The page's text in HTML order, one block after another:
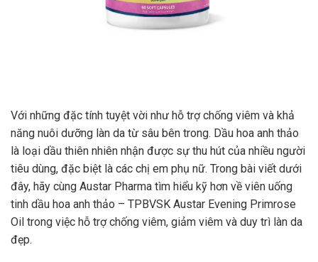
Với những đặc tính tuyệt vời như hỗ trợ chống viêm và khả
năng nuôi dưỡng làn da từ sâu bên trong. Dầu hoa anh thảo
là loại dầu thiên nhiên nhận được sự thu hút của nhiều người
tiêu dùng, đặc biệt là các chị em phụ nữ. Trong bài viết dưới
đây, hãy cùng Austar Pharma tìm hiểu kỹ hơn về viên uống
tinh dầu hoa anh thảo – TPBVSK Austar Evening Primrose
Oil trong việc hỗ trợ chống viêm, giảm viêm và duy trì làn da
đẹp.